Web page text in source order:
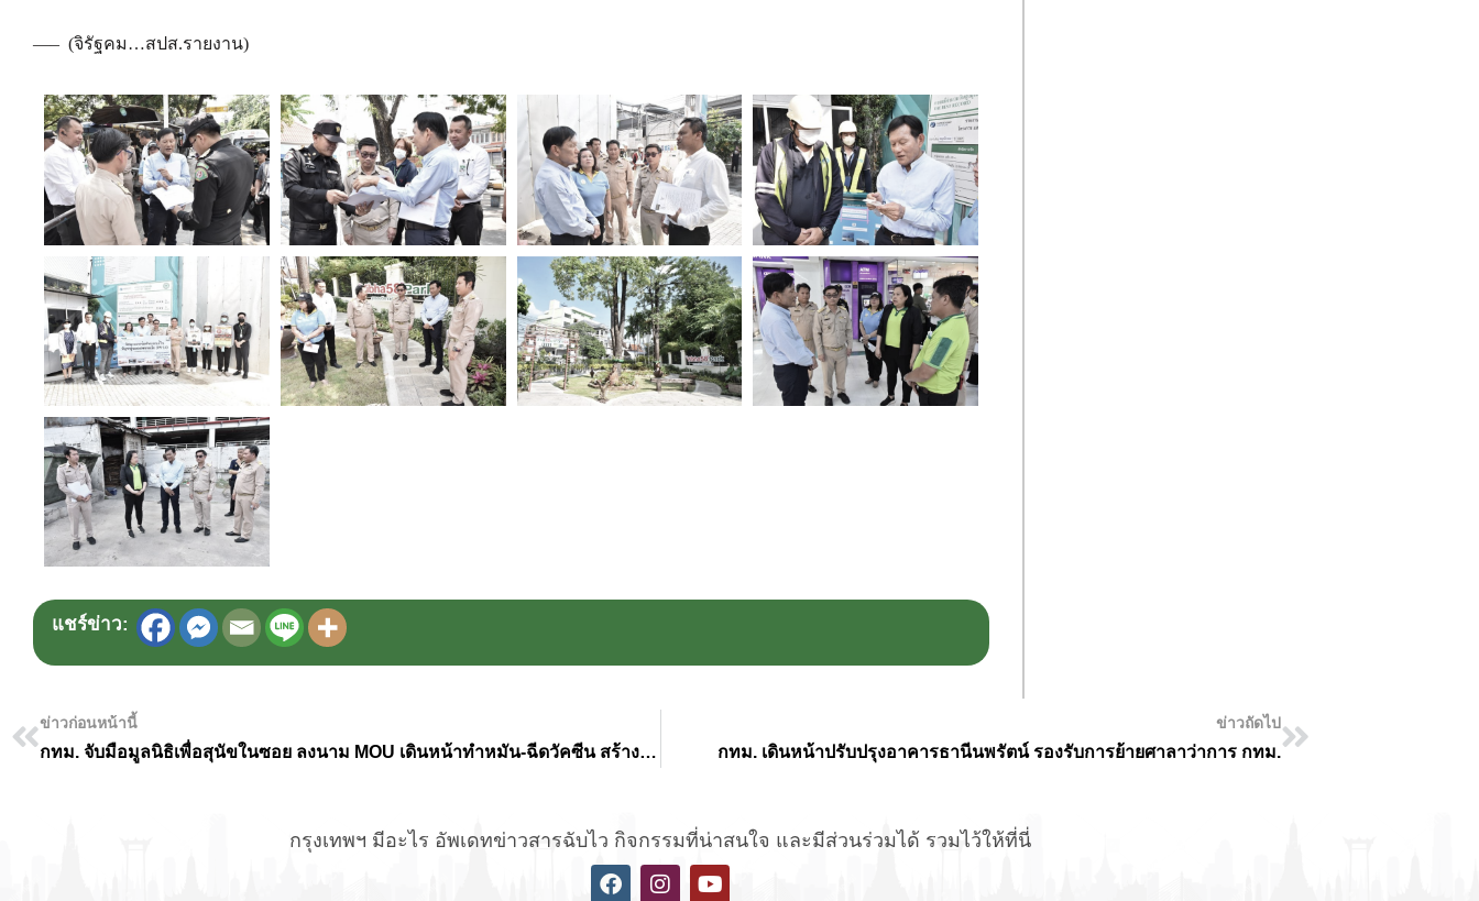
—– (จิรัฐคม…สปส.รายงาน)
แชร์ข่าว:
ข่าวก่อนหน้านี้
กทม. จับมือมูลนิธิเพื่อสุนัขในซอย ลงนาม MOU เดินหน้าทำหมัน-ฉีดวัคซีน สร้างภูมิคุ้มกัน คุมประชากรสุนัขและแมวที่เป็นพาหะนำโรคพิษสุนัขบ้าในพื้นที่กรุงเทพฯ
ข่าวถัดไป
กทม. เดินหน้าปรับปรุงอาคารธานีนพรัตน์ รองรับการย้ายศาลาว่าการ กทม.
กรุงเทพฯ มีอะไร อัพเดทข่าวสารฉับไว กิจกรรมที่น่าสนใจ และมีส่วนร่วมได้ รวมไว้ให้ที่นี่